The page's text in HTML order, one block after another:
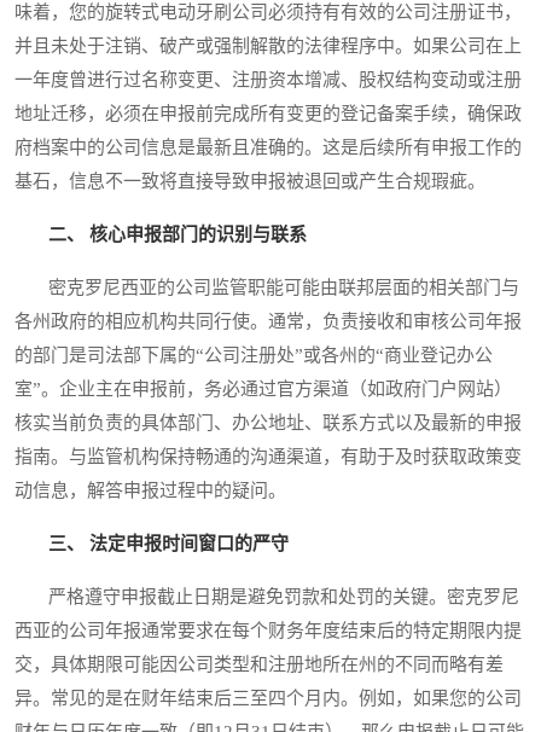
味着，您的旋转式电动牙刷公司必须持有有效的公司注册证书，
并且未处于注销、破产或强制解散的法律程序中。如果公司在上
一年度曾进行过名称变更、注册资本增减、股权结构变动或注册
地址迁移，必须在申报前完成所有变更的登记备案手续，确保政
府档案中的公司信息是最新且准确的。这是后续所有申报工作的
基石，信息不一致将直接导致申报被退回或产生合规瑕疵。
二、 核心申报部门的识别与联系
密克罗尼西亚的公司监管职能可能由联邦层面的相关部门与
各州政府的相应机构共同行使。通常，负责接收和审核公司年报
的部门是司法部下属的“公司注册处”或各州的“商业登记办公
室”。企业主在申报前，务必通过官方渠道（如政府门户网站）
核实当前负责的具体部门、办公地址、联系方式以及最新的申报
指南。与监管机构保持畅通的沟通渠道，有助于及时获取政策变
动信息，解答申报过程中的疑问。
三、 法定申报时间窗口的严守
严格遵守申报截止日期是避免罚款和处罚的关键。密克罗尼
西亚的公司年报通常要求在每个财务年度结束后的特定期限内提
交，具体期限可能因公司类型和注册地所在州的不同而略有差
异。常见的是在财年结束后三至四个月内。例如，如果您的公司